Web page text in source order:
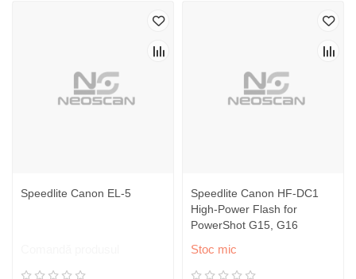
Speedlite Canon EL-5
Speedlite Canon HF-DC1
High-Power Flash for
PowerShot G15, G16
Stoc mic